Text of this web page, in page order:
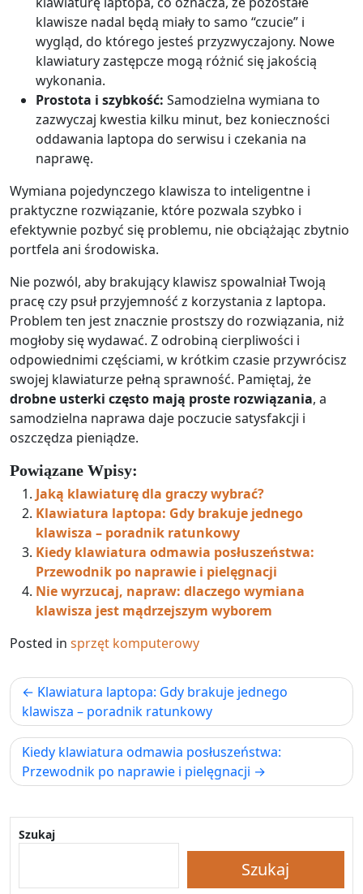
klawisze nadal będą miały to samo “czucie” i
wygląd, do którego jesteś przyzwyczajony. Nowe
klawiatury zastępcze mogą różnić się jakością
wykonania.
Prostota i szybkość: Samodzielna wymiana to
zazwyczaj kwestia kilku minut, bez konieczności
oddawania laptopa do serwisu i czekania na
naprawę.
Wymiana pojedynczego klawisza to inteligentne i
praktyczne rozwiązanie, które pozwala szybko i
efektywnie pozbyć się problemu, nie obciążając zbytnio
portfela ani środowiska.
Nie pozwól, aby brakujący klawisz spowalniał Twoją
pracę czy psuł przyjemność z korzystania z laptopa.
Problem ten jest znacznie prostszy do rozwiązania, niż
mogłoby się wydawać. Z odrobiną cierpliwości i
odpowiednimi częściami, w krótkim czasie przywrócisz
swojej klawiaturze pełną sprawność. Pamiętaj, że
drobne usterki często mają proste rozwiązania, a
samodzielna naprawa daje poczucie satysfakcji i
oszczędza pieniądze.
Powiązane Wpisy:
Jaką klawiaturę dla graczy wybrać?
Klawiatura laptopa: Gdy brakuje jednego
klawisza – poradnik ratunkowy
Kiedy klawiatura odmawia posłuszeństwa:
Przewodnik po naprawie i pielęgnacji
Nie wyrzucaj, napraw: dlaczego wymiana
klawisza jest mądrzejszym wyborem
Posted in sprzęt komputerowy
Nawigacja
wpisu
Klawiatura laptopa: Gdy brakuje jednego
klawisza – poradnik ratunkowy
Kiedy klawiatura odmawia posłuszeństwa:
Przewodnik po naprawie i pielęgnacji
Szukaj
Szukaj